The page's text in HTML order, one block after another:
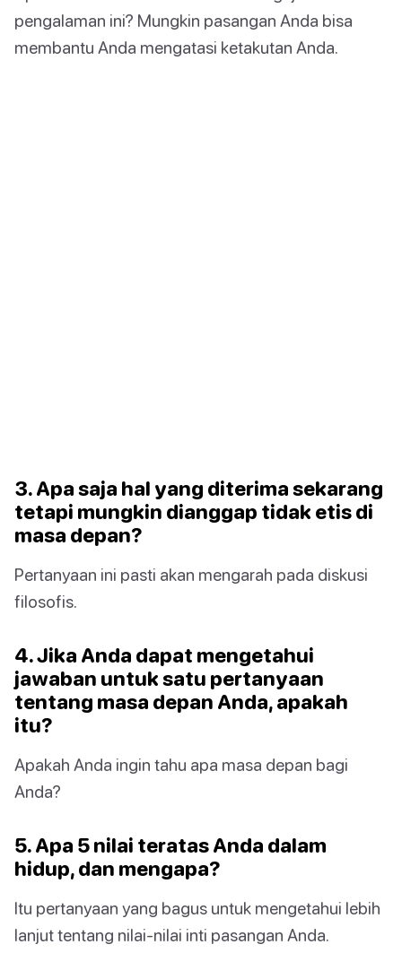
pengalaman ini? Mungkin pasangan Anda bisa
membantu Anda mengatasi ketakutan Anda.
3. Apa saja hal yang diterima sekarang
tetapi mungkin dianggap tidak etis di
masa depan?
Pertanyaan ini pasti akan mengarah pada diskusi
filosofis.
4. Jika Anda dapat mengetahui
jawaban untuk satu pertanyaan
tentang masa depan Anda, apakah
itu?
Apakah Anda ingin tahu apa masa depan bagi
Anda?
5. Apa 5 nilai teratas Anda dalam
hidup, dan mengapa?
Itu pertanyaan yang bagus untuk mengetahui lebih
lanjut tentang nilai-nilai inti pasangan Anda.